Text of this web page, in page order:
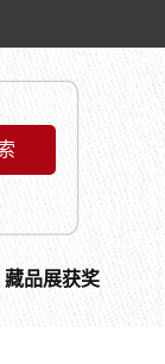
藏品展获奖